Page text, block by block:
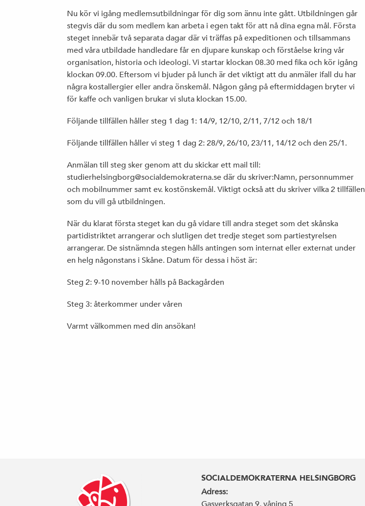
Nu kör vi igång medlemsutbildningar för dig som ännu inte gått. Utbildningen går
stegvis där du som medlem kan arbeta i egen takt för att nå dina egna mål. Första
steget innebär två separata dagar där vi träffas på expeditionen och tillsammans
med våra utbildade handledare får en djupare kunskap och förståelse kring vår
organisation, historia och ideologi. Vi startar klockan 08.30 med fika och kör igång
klockan 09.00. Eftersom vi bjuder på lunch är det viktigt att du anmäler ifall du har
några kostallergier eller andra önskemål. Någon gång på eftermiddagen bryter vi
för kaffe och vanligen brukar vi sluta klockan 15.00.
Följande tillfällen håller steg 1 dag 1: 14/9, 12/10, 2/11, 7/12 och 18/1
Följande tillfällen håller vi steg 1 dag 2: 28/9, 26/10, 23/11, 14/12 och den 25/1.
Anmälan till steg sker genom att du skickar ett mail till:
studierhelsingborg@socialdemokraterna.se där du skriver:Namn, personnummer
och mobilnummer samt ev. kostönskemål. Viktigt också att du skriver vilka 2 tillfällen
som du vill gå utbildningen.
När du klarat första steget kan du gå vidare till andra steget som det skånska
partidistriktet arrangerar och slutligen det tredje steget som partiestyrelsen
arrangerar. De sistnämnda stegen hålls antingen som internat eller externat under
en helg någonstans i Skåne. Datum för dessa i höst är:
Steg 2: 9-10 november hålls på Backagården
Steg 3: återkommer under våren
Varmt välkommen med din ansökan!
SOCIALDEMOKRATERNA HELSINGBORG
Adress: